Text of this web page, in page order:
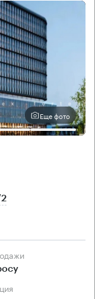
Еще фото